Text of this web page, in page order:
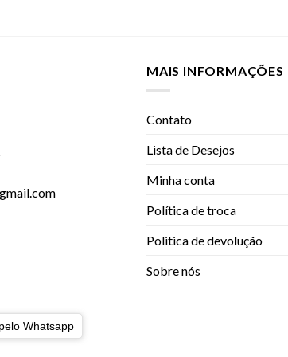
MAIS INFORMAÇÕES
Contato
Lista de Desejos
Minha conta
Política de troca
Politica de devolução
Sobre nós
Whatsapp